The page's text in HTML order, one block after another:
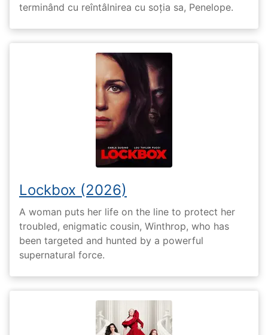
terminând cu reîntâlnirea cu soția sa, Penelope.
Lockbox (2026)
A woman puts her life on the line to protect her
troubled, enigmatic cousin, Winthrop, who has
been targeted and hunted by a powerful
supernatural force.